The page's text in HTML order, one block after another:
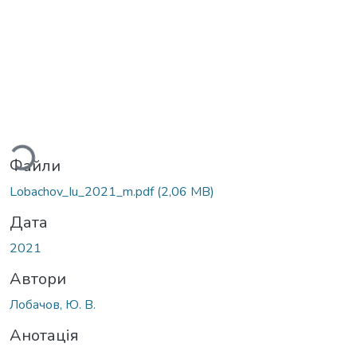
Файли
Lobachov_Iu_2021_m.pdf(2,06 MB)
Дата
2021
Автори
Лобачов, Ю. В.
Анотація